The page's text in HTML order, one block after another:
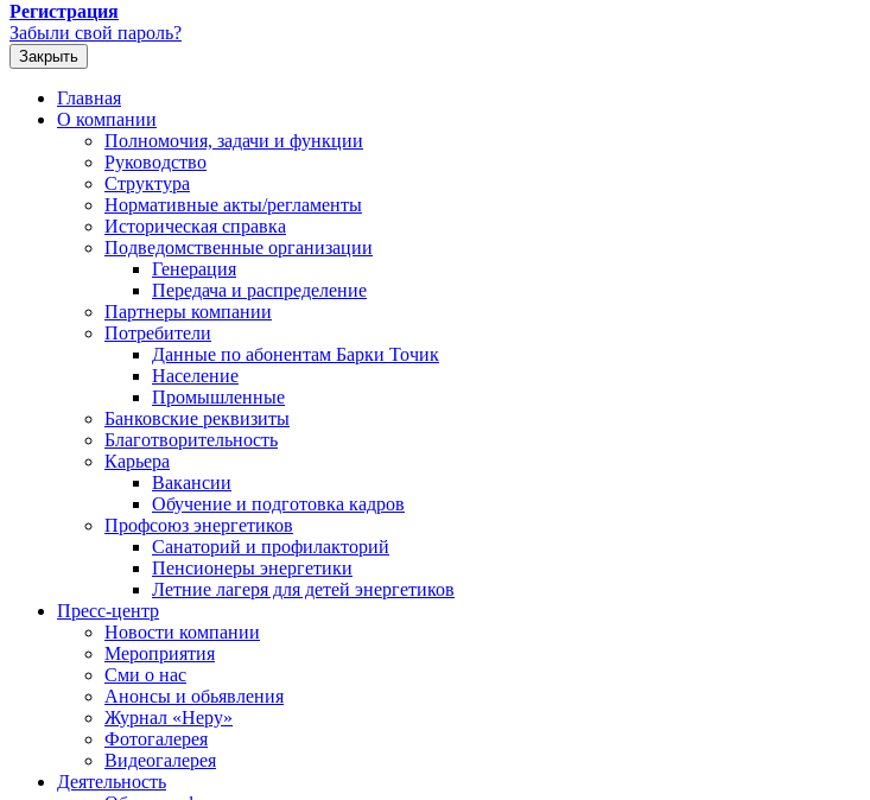
Регистрация
Забыли свой пароль?
Закрыть
Главная
О компании
Полномочия, задачи и функции
Руководство
Структура
Нормативные акты/регламенты
Историческая справка
Подведомственные организации
Генерация
Передача и распределение
Партнеры компании
Потребители
Данные по абонентам Барки Точик
Население
Промышленные
Банковские реквизиты
Благотворительность
Карьера
Вакансии
Обучение и подготовка кадров
Профсоюз энергетиков
Санаторий и профилакторий
Пенсионеры энергетики
Летние лагеря для детей энергетиков
Пресс-центр
Новости компании
Мероприятия
Сми о нас
Анонсы и обьявления
Журнал «Неру»
Фотогалерея
Видеогалерея
Деятельность